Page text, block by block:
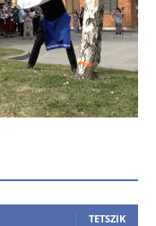
TETSZIK